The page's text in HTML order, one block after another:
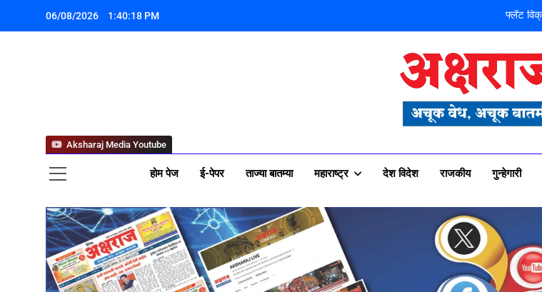
06/08/2026 1:40:20 PM मोशी कचरा डेपो
फ्लॅट
अक्षराज न्यूज पोर्टल
होम पेज ई-पेपर ताज्या बातम्या महाराष्ट्र देश विदेश राजकीय गुन्हेगारी
Aksharaj Media Youtube